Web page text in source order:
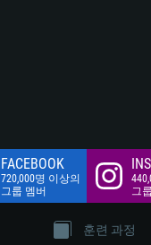
FACEBOOK
720,000명 이상의
그룹 멤버
그
훈련 과정